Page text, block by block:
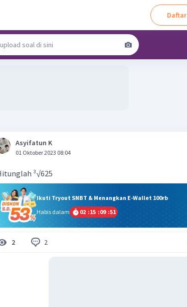
Daftar
Asyifatun K
01 Oktober 2023 08:04
³√625
Ikuti Tryout SNBT & Menangkan E-Wallet 100rb
Habis dalam
02 :15 :09 :51
2 2